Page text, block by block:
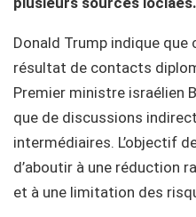
Donald Trump indique
résultat de contacts
Premier ministre israélien
que de discussions
intermédiaires. L’objectif
d’aboutir à une réduction
et à une limitation des